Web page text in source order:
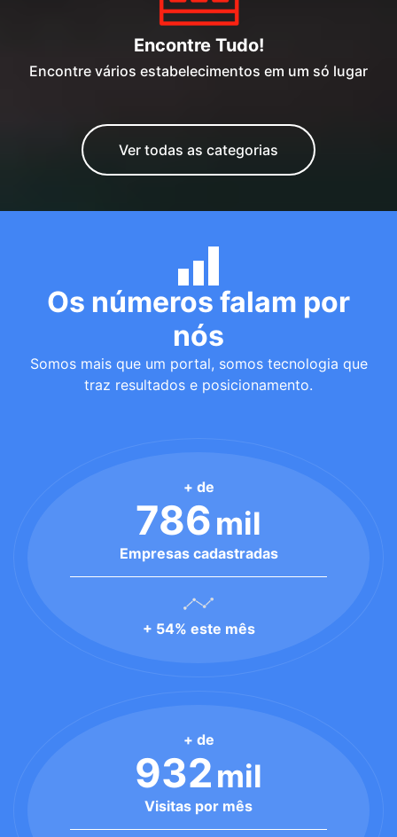
Encontre Tudo!
Encontre vários estabelecimentos em um só lugar
Ver todas as categorias
Os números falam por
nós
Somos mais que um portal, somos tecnologia que
traz resultados e posicionamento.
+ de
786mil
Empresas cadastradas
+ 54% este mês
+ de
932mil
Visitas por mês